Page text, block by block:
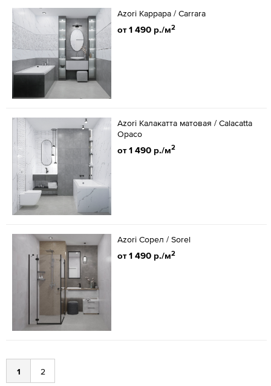
Azori Каррара / Carrara
от 1 490 р./м2
Azori Калакатта матовая / Calacatta
Opaco
от 1 490 р./м2
Azori Сорел / Sorel
от 1 490 р./м2
1 2